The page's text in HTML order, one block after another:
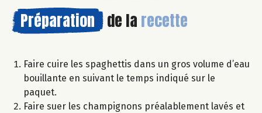
Préparation de la recette
Faire cuire les spaghettis dans un gros volume d’eau
bouillante en suivant le temps indiqué sur le
paquet.
Faire suer les champignons préalablement lavés et